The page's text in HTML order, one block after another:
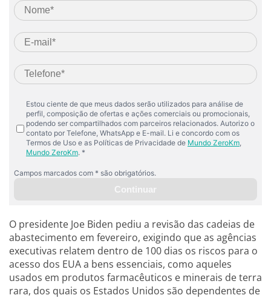
O presidente Joe Biden pediu a revisão das cadeias de
abastecimento em fevereiro, exigindo que as agências
executivas relatem dentro de 100 dias os riscos para o
acesso dos EUA a bens essenciais, como aqueles
usados em produtos farmacêuticos e minerais de terra
rara, dos quais os Estados Unidos são dependentes de